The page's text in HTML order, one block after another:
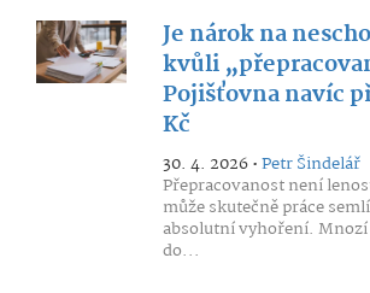
Je nárok na
kvůli
Pojišťovna navíc
Kč
30. 4. 2026 •Petr Šindelář
Přepracovanost není
může skutečně práce
absolutní vyhoření. Mnozí
do...